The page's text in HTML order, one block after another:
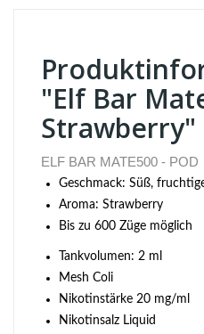
"Elf Bar
Strawberry"
ELF BAR MATE500 - POD
Geschmack: Süß,
Aroma: Strawberry
Bis zu 600 Züge möglich
Tankvolumen: 2 ml
Mesh Coli
Nikotinstärke 20 mg/ml
Nikotinsalz Liquid